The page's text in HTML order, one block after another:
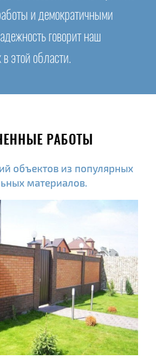
и демократичными
говорит наш
этой области.
РАБОТЫ
объектов из популярных
материалов.